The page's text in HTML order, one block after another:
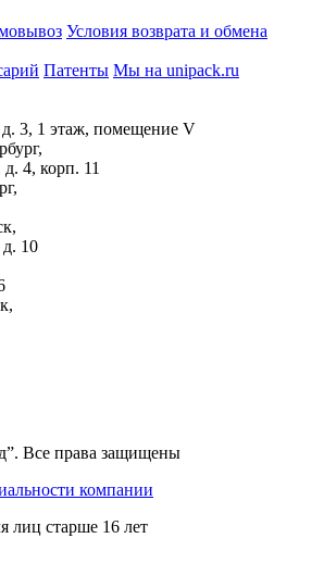
Условия возврата и обмена
Патенты Мы на unipack.ru
д. 3, 1 этаж, помещение V
,
д. 4, корп. 11
,
,
д. 10
,
Все права защищены
компании
лиц старше 16 лет